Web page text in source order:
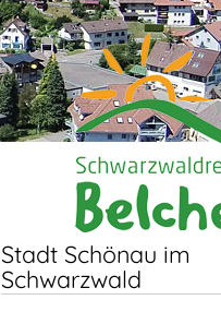
Stadt Schönau im
Schwarzwald